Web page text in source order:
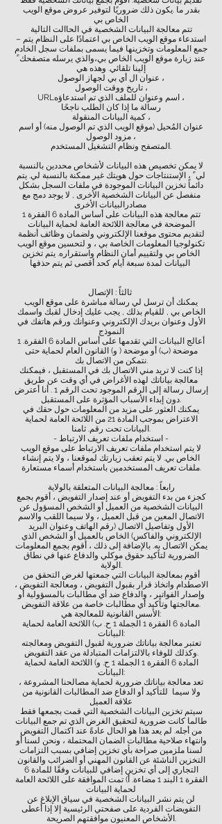
بقدر ما .يكون ذلك ضروريًا لتوفير عروض موقع الويب
الخاص بي
تتم معالجة البيانات الشخصية في الحاالت التالية
– استدعاء موقع الويب الخاص بي اعتمادًا على النظام يتم
جمع المعلومات وتخزينها فيما يسمى بملفات سجل الخادم
عند زيارة موقع الويب الخاص بي،والذي يرسله متصفحك ً
إلينا تلقائي. وهذه هي
عنوان ال أي بي لجهاز الوصول ،
تاريخ ووقت الوصول ،
URLاسم وعنوان للملف الذي تم استدعاؤه ،
رسالة ما إذا كان الطلب ناجحًا
كمية البيانات المنقولة ،
عنوان المُحيل (موقع الويب الذي تم الوصول منه) أو اسم
مزود الوصول ،
المتصفح ونظام التشغيل المستخدم.
لا يمكن تخصيص هذه البيانات لأشخاص محددين بالنسبة
لي ً ، الإستنتاجات حول هويتك غير ممكنة بالنسبة لي. يتم
دائماً تخزين البيانات الموجودة في ملفات السجل بشكل
منفصل عن البيانات الشخصية الأخرى , لا يوجد دمج مع
مصادرالبيانات الأخرى
تتم معالجة هذه البيانات على أساس المادة 6 الفقرة 1
الموضحة في معالجة اللائحة العامة لحماية البيانات
لتقديم محتوى موقعنا الإلكتروني ولضمان وظائف أنظمة
تكنولوجيا المعلومات الخاصة بي ، و لتحسين موقع الويب
الخاص بي ولتقييم أمان النظام واستقراره. يتم تخزين
يمكنك أن ترسل لي رسالة مباشرة على موقع الويب
الخاص بي , للقيام بذلك , يجب عليك إدخال لقبك واسمك
الأول وعنوان بريدك الإلكتروني وعنوانك ورقم هاتفك في
النموذج
أعالج البيانات التي تقدمها على أساس المادة 6 الفقرة. 1
موضحة (ب) أو موضحة ( و) القانون العام لحماية حتى
نتمكن من الاتصال بك.
إذا كنت لا تريد مني الاتصال بك في المستقبل ، فيمكنك
معالجة بياناتك لهذه الأغراض في أي وقت عن طريق
إرسال رسالة إلى الرقم الموجود تحت الرقم 1 . أنا أعترض
دون إبداء الأسباب المؤثرة على المستقبل.
يمكنك العثور على مزيد من المعلومات حول حقك في
الاعتراض بموجب المادة 21 من اللائحة العامة لحماية
البيانات تحت رقم. ثامنا.
- استخدام ملفات تعريف الارتباط -
لا يتم استخدام ملفات تعريف الارتباط على موقع الويب
الخاص بي. لا يتم تعقب زيارتك لموقعنا ، ولا يتم إنشاء
ملفات تعريف المستخدمين باستخدام أسماء مستعارة.
رابعاً : معالجة البيانات المتعلقة بالولاية
كجزء من بدء التفويض أو عند إصدار التفويض ، أقوم بجمع
البيانات الشخصية من العميل أو الشخص المسؤول عن
الاتصال المعين من قبل العميل ، ولا سيما اللقب والاسم
الأول وتفاصيل الاتصال (رقم الهاتف وعنوان البريد
الإلكتروني والفاكس) الخاص بالعميل أو الشخص الذي
يمكن الاتصال به. بالإضافة إلى ذلك ، أقوم بجمع المعلومات
الضرورية لتأكيد حقوق موكلي والدفاع عنها في نطاق
الولاية.
أقوم بمعالجة البيانات التي جمعتها لغرض التحقق من
الاصطدام واتخاذ قرار بقبول التفويض ، ومعالجة التفويض ،
وإصدار الفواتير ، والدفاع ضد أي مطالبات بالمسؤولية أو
معالجتها وتأكيد أي مطالبات خاصة من علاقة التفويض.
الأسس القانونية للمعالجة هي:
المادة 6 الفقرة 1 الجملة 1 ح. ب) اللائحة العامة لحماية
البيانات:
تعتبر معالجة بياناتك ضرورية لقبول التفويض ومعالجته
وكذلك للوفاء بالالتزامات المتبادلة من عقد التفويض.
المادة 6 الفقرة 1 الجملة 1 ح. و) اللائحة العامة لحماية
البيانات:
تعد معالجة بياناتك ضرورية لحماية مصالحنا المشروعة ،
ولا سيما للتأكيد أو الدفاع ضد المطالبات القانونية من
علاقة العميل
سيتم تخزين البيانات الشخصية التي قمت بجمعها فقط
طالما كانت ضرورية لتحقيق الغرض الذي تم جمع البيانات
من أجله. لم يعد هذا هو الحال عادةً عند اكتمال التفويض
وانتهاء صلاحية مطالبات الضمان المحتملة ، ونحن لسنا أو
لسنا ملزمين صراحة بأي تخزين إضافي بسبب التزامات
التخزين الناشئة عن القانون المهني أو الضرائب والقانون
التجاري إلى أي تخزين إضافي للبيانات وفقًا للمادة 6
الفقرة 1 البند 1 مضاءة. أ) تمت الموافقة على اللائحة العامة
لحماية البيانات
لن يتم نشر البيانات الشخصية في سياق الإبلاغ عن
التفويضات الفردية على صفحتي الرئيسية إلا إذا أعطى
الأشخاص المعنيون موافقتهم الصريحة.